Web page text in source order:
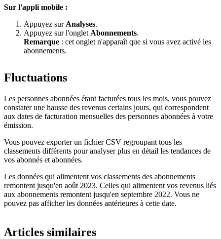
Sur l'appli mobile :
Appuyez sur Analyses.
Appuyez sur l'onglet Abonnements.
Remarque : cet onglet n'apparaît que si vous avez activé les
abonnements.
Fluctuations
Les personnes abonnées étant facturées tous les mois, vous pouvez
constater une hausse des revenus certains jours, qui correspondent
aux dates de facturation mensuelles des personnes abonnées à votre
émission.
Vous pouvez exporter un fichier CSV regroupant tous les
classements différents pour analyser plus en détail les tendances de
vos abonnés et abonnées.
Les données qui alimentent vos classements des abonnements
remontent jusqu'en août 2023. Celles qui alimentent vos revenus liés
aux abonnements remontent jusqu'en septembre 2022. Vous ne
pouvez pas afficher les données antérieures à cette date.
Articles similaires